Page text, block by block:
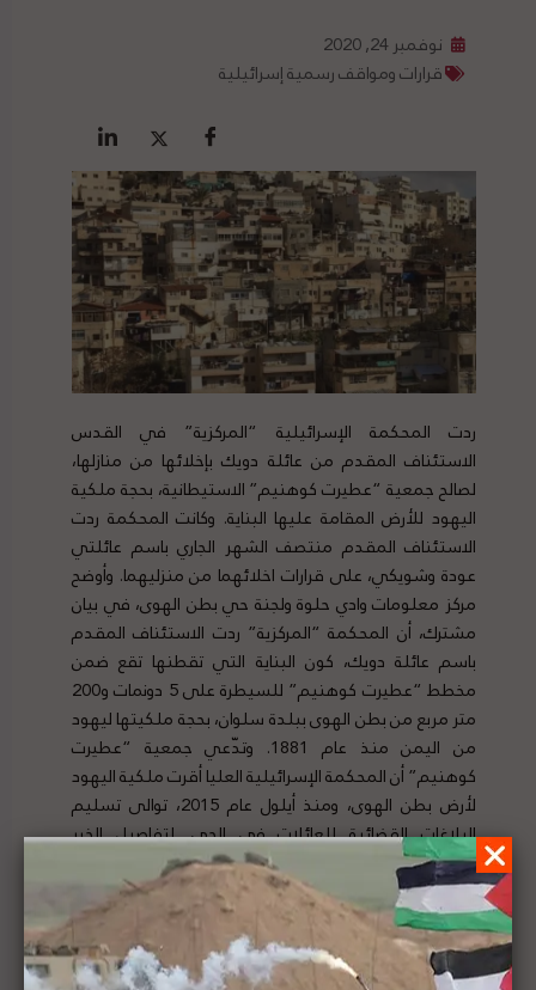
نوفمبر 24, 2020
قرارات ومواقف رسمية إسرائيلية
ردت المحكمة الإسرائيلية “المركزية” في القدس
الاستئناف المقدم من عائلة دويك بإخلائها من منازلها،
لصالح جمعية “عطيرت كوهنيم” الاستيطانية، بحجة ملكية
اليهود للأرض المقامة عليها البناية. وكانت المحكمة ردت
الاستئناف المقدم منتصف الشهر الجاري باسم عائلتي
عودة وشويكي، على قرارات اخلائهما من منزليهما. وأوضح
مركز معلومات وادي حلوة ولجنة حي بطن الهوى، في بيان
مشترك، أن المحكمة “المركزية” ردت الاستئناف المقدم
باسم عائلة دويك، كون البناية التي تقطنها تقع ضمن
مخطط “عطيرت كوهنيم” للسيطرة على 5 دونمات و200
متر مربع من بطن الهوى ببلدة سلوان، بحجة ملكيتها ليهود
من اليمن منذ عام 1881. وتدّعي جمعية “عطيرت
كوهنيم” أن المحكمة الإسرائيلية العليا أقرت ملكية اليهود
لأرض بطن الهوى، ومنذ أيلول عام 2015، توالى تسليم
البلاغات القضائية للعائلات في الحي. لتفاصيل الخبر
ومصدره الأصلي،